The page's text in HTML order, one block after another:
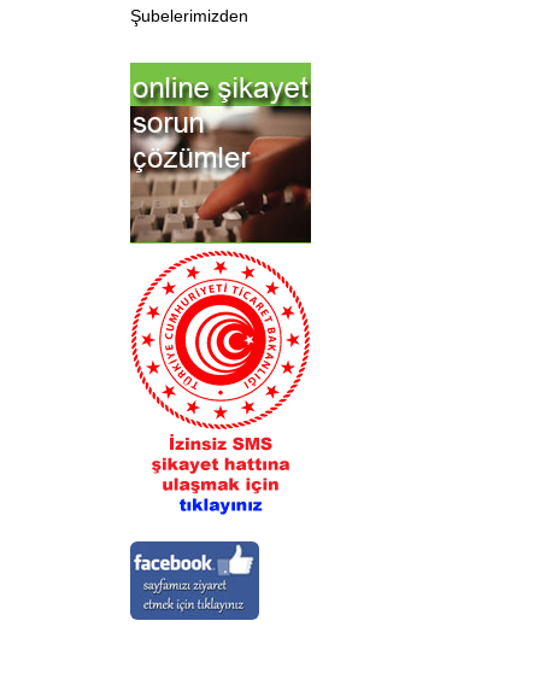
Şubelerimizden